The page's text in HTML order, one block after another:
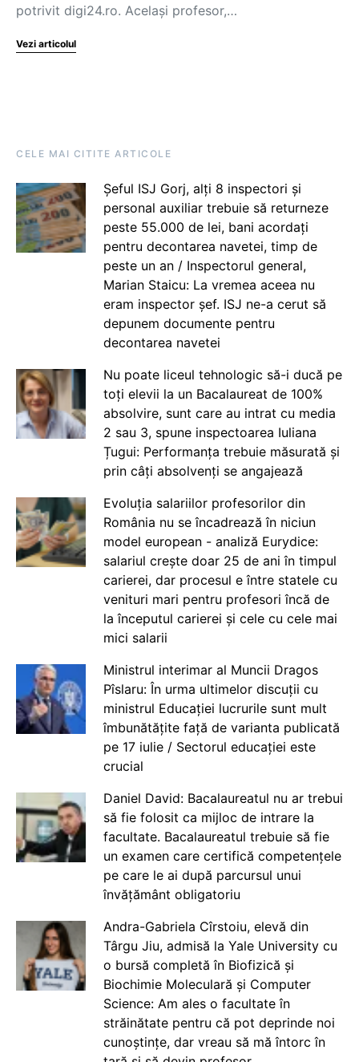
potrivit digi24.ro. Același profesor,…
Vezi articolul
CELE MAI CITITE ARTICOLE
Șeful ISJ Gorj, alți 8 inspectori și
personal auxiliar trebuie să returneze
peste 55.000 de lei, bani acordați
pentru decontarea navetei, timp de
peste un an / Inspectorul general,
Marian Staicu: La vremea aceea nu
eram inspector șef. ISJ ne-a cerut să
depunem documente pentru
decontarea navetei
Nu poate liceul tehnologic să-i ducă pe
toți elevii la un Bacalaureat de 100%
absolvire, sunt care au intrat cu media
2 sau 3, spune inspectoarea Iuliana
Țugui: Performanța trebuie măsurată și
prin câți absolvenți se angajează
Evoluția salariilor profesorilor din
România nu se încadrează în niciun
model european - analiză Eurydice:
salariul crește doar 25 de ani în timpul
carierei, dar procesul e între statele cu
venituri mari pentru profesori încă de
la începutul carierei și cele cu cele mai
mici salarii
Ministrul interimar al Muncii Dragos
Pîslaru: În urma ultimelor discuții cu
ministrul Educației lucrurile sunt mult
îmbunătățite față de varianta publicată
pe 17 iulie / Sectorul educației este
crucial
Daniel David: Bacalaureatul nu ar trebui
să fie folosit ca mijloc de intrare la
facultate. Bacalaureatul trebuie să fie
un examen care certifică competențele
pe care le ai după parcursul unui
învățământ obligatoriu
Andra-Gabriela Cîrstoiu, elevă din
Târgu Jiu, admisă la Yale University cu
o bursă completă în Biofizică și
Biochimie Moleculară și Computer
Science: Am ales o facultate în
străinătate pentru că pot deprinde noi
cunoștințe, dar vreau să mă întorc în